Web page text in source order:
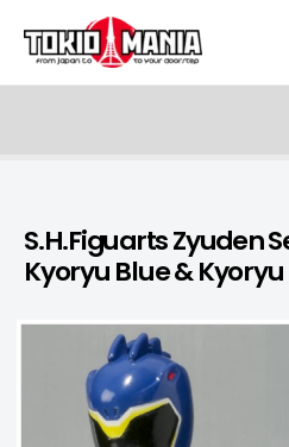
Skip to content
S.H.Figuarts Zyuden
Kyoryu Blue &